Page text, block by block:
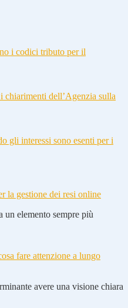
i codici tributo per il
dell’Agenzia sulla
gli interessi sono esenti per i
la gestione dei resi online
un elemento sempre più
fare attenzione a lungo
avere una visione chiara